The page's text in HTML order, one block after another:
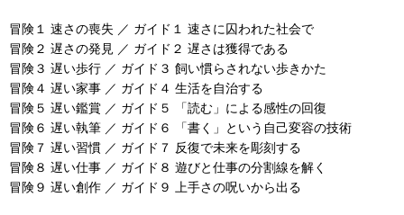
冒険１ 速さの喪失 ／ ガイド１ 速さに囚われた社会で
冒険２ 遅さの発見 ／ ガイド２ 遅さは獲得である
冒険３ 遅い歩行 ／ ガイド３ 飼い慣らされない歩きかた
冒険４ 遅い家事 ／ ガイド４ 生活を自治する
冒険５ 遅い鑑賞 ／ ガイド５ 「読む」による感性の回復
冒険６ 遅い執筆 ／ ガイド６ 「書く」という自己変容の技術
冒険７ 遅い習慣 ／ ガイド７ 反復で未来を彫刻する
冒険８ 遅い仕事 ／ ガイド８ 遊びと仕事の分割線を解く
冒険９ 遅い創作 ／ ガイド９ 上手さの呪いから出る